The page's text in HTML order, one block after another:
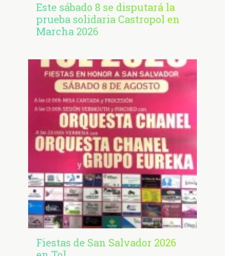
Este sábado 8 se disputará la
prueba solidaria Castropol en
Marcha 2026
Fiestas de San Salvador 2026